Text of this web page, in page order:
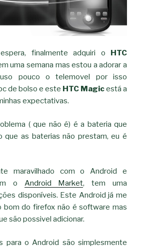
finalmente adquiri o HTC
uma semana mas estou a adorar a
pouco o telemovel por isso
de bolso e este HTC Magicestá a
expectativas.
( que não é) é a bateria que
que as baterias não prestam, eu é
maravilhado com o Android e
o Android Market, tem uma
disponíveis. Este Android já me
bom do firefox não é software mas
são possivel adicionar.
para o Android são simplesmente